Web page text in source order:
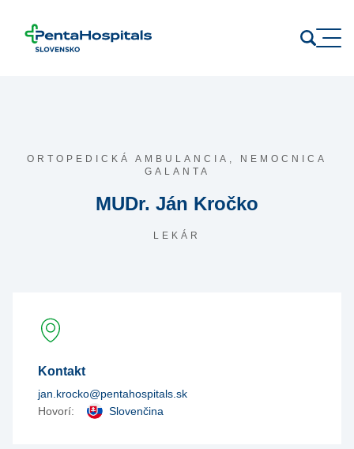
ORTOPEDICKÁ AMBULANCIA,
NEMOCNICA
GALANTA
MUDr. Ján Kročko
LEKÁR
Kontakt
jan.krocko@pentahospitals.sk
Hovorí:
Slovenčina